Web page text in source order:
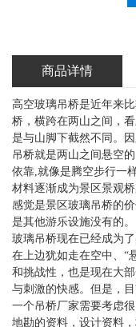
商品详情
高空玻璃吊桥是近年来
桥，横跨在两山之间，
是与山脚下截然不同。
吊桥就是两山之间悬空
依靠,就像是腾空步行一
材料逐渐成为景区景观
感觉是景区玻璃吊桥的
是其他游乐设施没有的。
玻璃吊桥现在已经成为
在上边犹如走在空中、“
和挑战性，也是现在大
与刺激的快感。但是，
一个吊桥厂家需要考虑
地勘的资料，设计资料